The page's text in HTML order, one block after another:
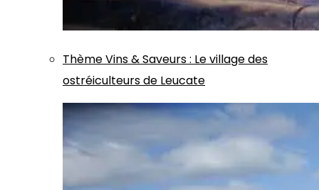
ThèmeVins & Saveurs: Le village des
ostréiculteurs de Leucate